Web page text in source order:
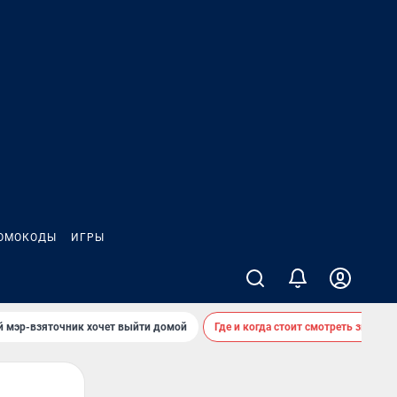
ИГРЫ
мэр-взяточник хочет выйти домой Где и когда стоит смотреть